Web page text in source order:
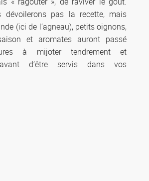
dévoilerons pas la recette, mais
(ici de l’agneau), petits oignons,
et aromates auront passé
à mijoter tendrement et
d’être servis dans vos